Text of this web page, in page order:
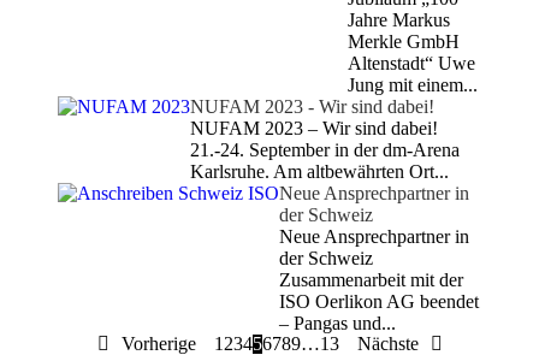
Jahre Markus
Merkle GmbH
Altenstadt“ Uwe
Jung mit einem...
NUFAM 2023 - Wir sind dabei!
NUFAM 2023 – Wir sind dabei!
21.-24. September in der dm-Arena
Karlsruhe. Am altbewährten Ort...
Neue Ansprechpartner in
der Schweiz
Neue Ansprechpartner in
der Schweiz
Zusammenarbeit mit der
ISO Oerlikon AG beendet
– Pangas und...
Vorherige
1 23456789…13 Nächste